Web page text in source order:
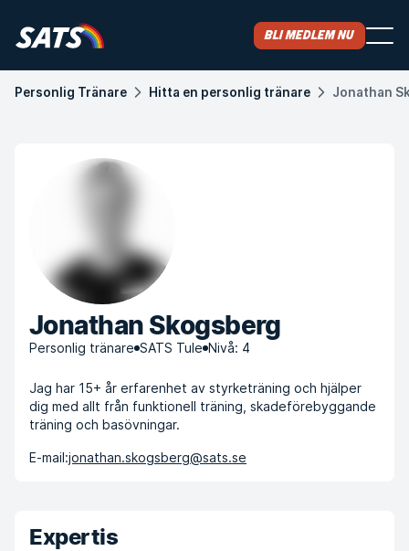
Bli medlem nu
Personlig Tränare Hitta en personlig tränare Jonathan
Jonathan Skogsberg
Personlig tränare SATS Tule Nivå: 4
Jag har 15+ år erfarenhet av styrketräning och hjälper
dig med allt från funktionell träning, skadeförebyggande
träning och basövningar.
E-mail:jonathan.skogsberg@sats.se
Expertis